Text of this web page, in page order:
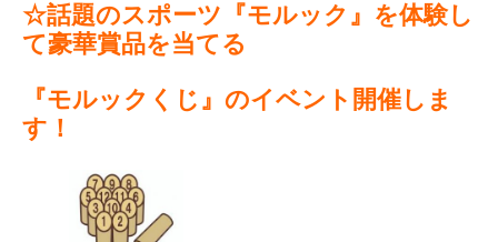
☆話題のスポーツ『モルック』を体験し
て豪華賞品を当てる
『モルックくじ』のイベント開催しま
す！